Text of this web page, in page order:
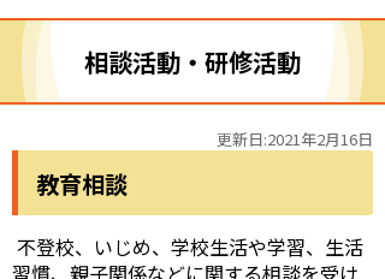
相談活動・研修活動
更新日:2021年2月16日
教育相談
不登校、いじめ、学校生活や学習、生活
習慣、親子関係などに関する相談を受け